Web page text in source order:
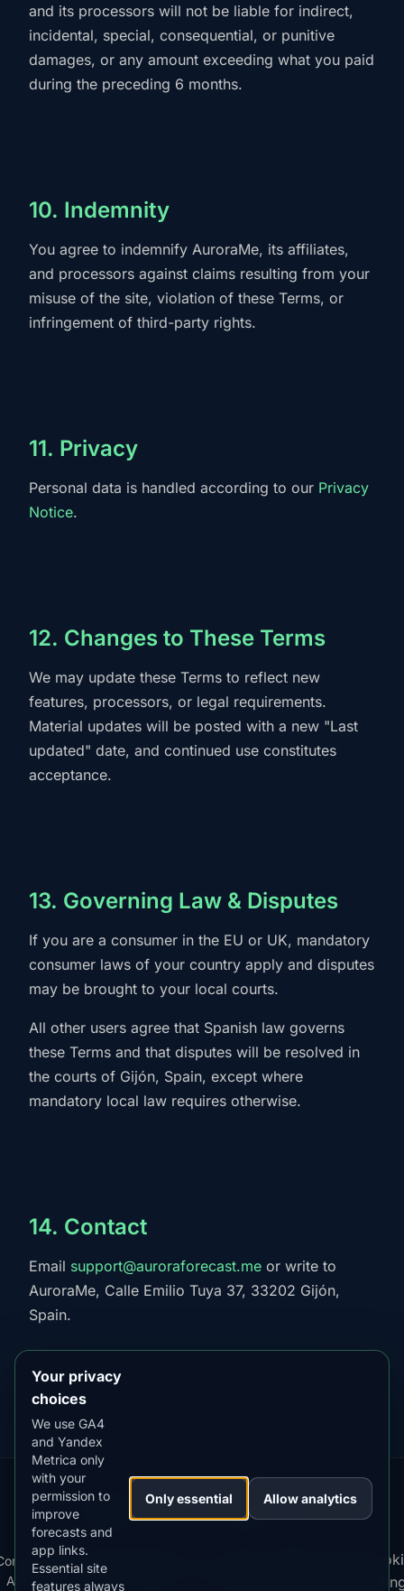
and its processors will not be liable for indirect,
incidental, special, consequential, or punitive
damages, or any amount exceeding what you paid
during the preceding 6 months.
10. Indemnity
You agree to indemnify AuroraMe, its affiliates,
and processors against claims resulting from your
misuse of the site, violation of these Terms, or
infringement of third-party rights.
11. Privacy
Personal data is handled according to our Privacy
Notice.
12. Changes to These Terms
We may update these Terms to reflect new
features, processors, or legal requirements.
Material updates will be posted with a new "Last
updated" date, and continued use constitutes
acceptance.
13. Governing Law & Disputes
If you are a consumer in the EU or UK, mandatory
consumer laws of your country apply and disputes
may be brought to your local courts.
All other users agree that Spanish law governs
these Terms and that disputes will be resolved in
the courts of Gijón, Spain, except where
mandatory local law requires otherwise.
14. Contact
Email support@auroraforecast.me or write to
AuroraMe, Calle Emilio Tuya 37, 33202 Gijón,
Spain.
Our
Apps:
Snow
Forecast
MistyWay·
Lightning
Tracker
·TanPilot·Benzio
Apps
·
Kp
Index
·
Best
Time
Your privacy
choices
We use GA4
and Yandex
Metrica only
with your
permission to
improve
forecasts and
app links.
Essential site
features always
Only essential Allow analytics